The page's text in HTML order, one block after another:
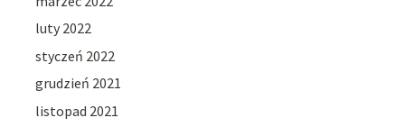
luty 2022
styczeń 2022
grudzień 2021
listopad 2021